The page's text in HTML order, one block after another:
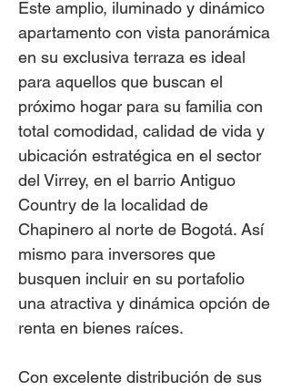
Este amplio, iluminado y dinámico
apartamento con vista panorámica
en su exclusiva terraza es ideal
para aquellos que buscan el
próximo hogar para su familia con
total comodidad, calidad de vida y
ubicación estratégica en el sector
del Virrey, en el barrio Antiguo
Country de la localidad de
Chapinero al norte de Bogotá. Así
mismo para inversores que
busquen incluir en su portafolio
una atractiva y dinámica opción de
renta en bienes raíces.
Con excelente distribución de sus